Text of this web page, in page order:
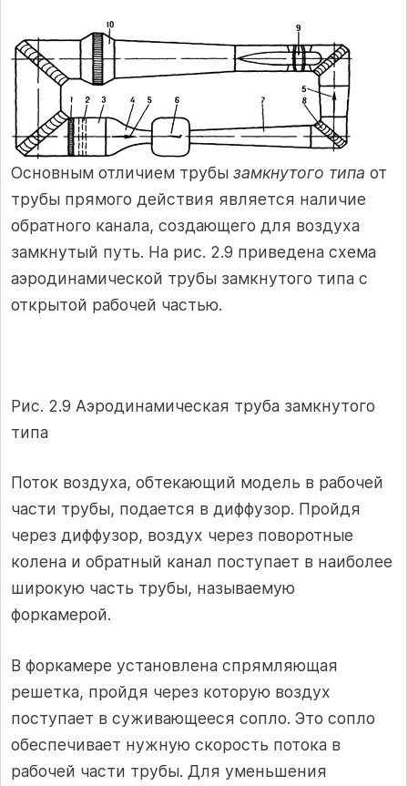
Основным отличием трубы замкнутого типа от
трубы прямого действия является наличие
обратного канала, создающего для воздуха
замкнутый путь. На рис. 2.9 приведена схема
аэродинамической трубы замкнутого типа с
открытой рабочей частью.
Рис. 2.9 Аэродинамическая труба замкнутого
типа
Поток воздуха, обтекающий модель в рабочей
части трубы, подается в диффузор. Пройдя
через диффузор, воздух через поворотные
колена и обратный канал поступает в наиболее
широкую часть трубы, называемую
форкамерой.
В форкамере установлена спрямляющая
решетка, пройдя через которую воздух
поступает в суживающееся сопло. Это сопло
обеспечивает нужную скорость потока в
рабочей части трубы. Для уменьшения